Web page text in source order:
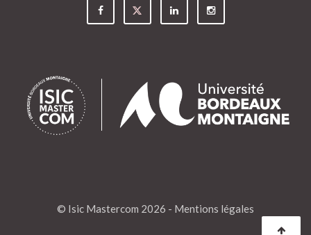
© Isic Mastercom 2026 - Mentions légales